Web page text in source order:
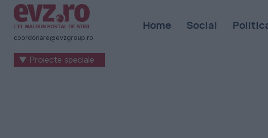
Știri
naționale
internaționale
coordonare@evzgroup.ro
Home Social
▼ Proiecte speciale